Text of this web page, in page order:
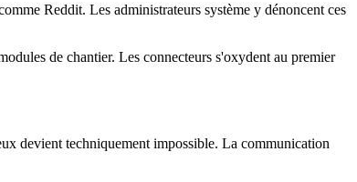
Reddit. Les administrateurs système y dénoncent ces
de chantier. Les connecteurs s'oxydent au premier
devient techniquement impossible. La communication